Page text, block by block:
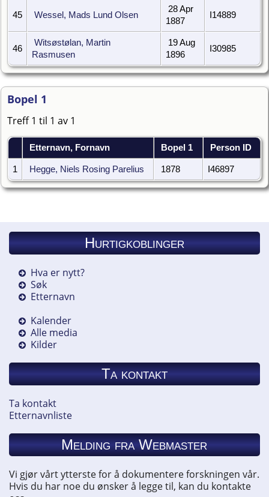
45 Wessel, Mads Lund Olsen
28 Apr
1887
I14889
46
Witsøstølan, Martin
Rasmusen
19 Aug
1896
I30985
Bopel 1
Treff 1 til 1 av 1
Etternavn, Fornavn Bopel 1 Person ID
1 Hegge, Niels Rosing Parelius 1878 I46897
Hurtigkoblinger
Hva er nytt?
Søk
Etternavn
Kalender
Alle media
Kilder
Ta kontakt
Ta kontakt
Etternavnliste
Melding fra Webmaster
Vi gjør vårt ytterste for å dokumentere forskningen vår.
Hvis du har noe du ønsker å legge til, kan du kontakte